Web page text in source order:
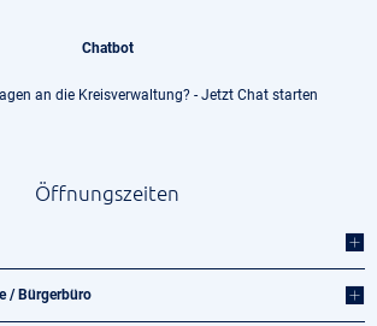
Chatbot
an die Kreisverwaltung? - Jetzt Chat starten
Öffnungszeiten
/ Bürgerbüro